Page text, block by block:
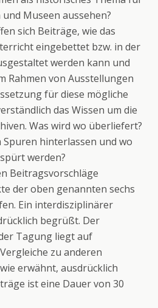
Museen aussehen?
sich Beiträge, wie das
eingebettet bzw. in der
werden kann und
Rahmen von Ausstellungen
für diese mögliche
das Wissen um die
Was wird wo überliefert?
hinterlassen und wo
werden?
Beitragsvorschläge
der oben genannten sechs
Ein interdisziplinärer
begrüßt. Der
Tagung liegt auf
zu anderen
erwähnt, ausdrücklich
ist eine Dauer von 30